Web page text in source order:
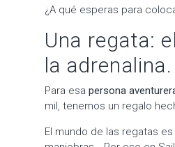
¿A qué esperas para
Una regata:
la adrenalina.
Para esa persona
mil, tenemos un regalo
El mundo de las regatas